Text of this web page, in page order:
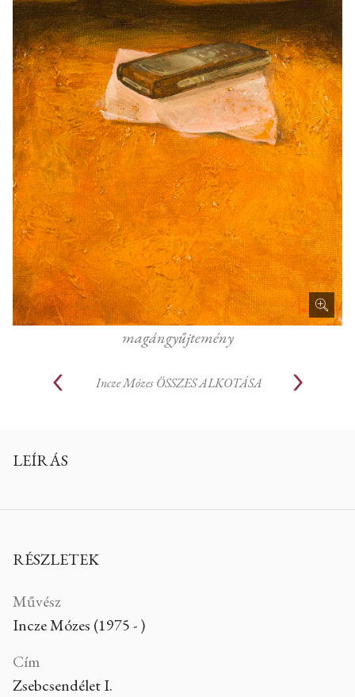
magángyűjtemény
Incze Mózes ÖSSZES ALKOTÁSA
LEÍRÁS
RÉSZLETEK
Művész
Incze Mózes (1975 - )
Cím
Zsebcsendélet I.